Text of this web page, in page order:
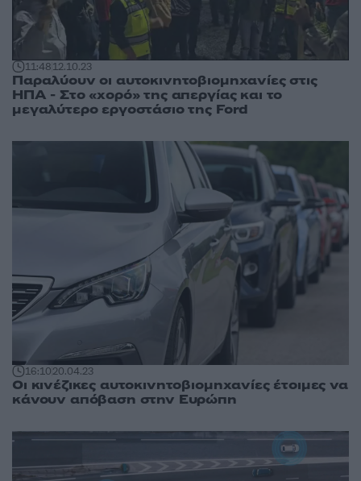
11:4812.10.23
Παραλύουν οι αυτοκινητοβιομηχανίες στις
ΗΠΑ - Στο «χορό» της απεργίας και το
μεγαλύτερο εργοστάσιο της Ford
16:1020.04.23
Οι κινέζικες αυτοκινητοβιομηχανίες έτοιμες να
κάνουν απόβαση στην Ευρώπη